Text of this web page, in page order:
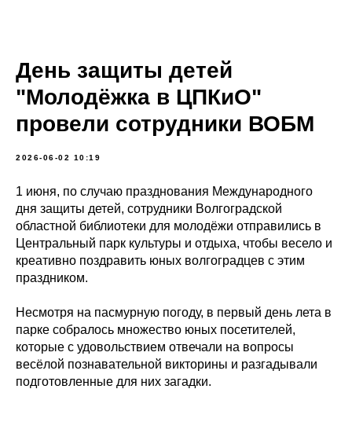
День защиты детей
"Молодёжка в ЦПКиО"
провели сотрудники ВОБМ
2026-06-02 10:19
1 июня, по случаю празднования Международного
дня защиты детей, сотрудники Волгоградской
областной библиотеки для молодёжи отправились в
Центральный парк культуры и отдыха, чтобы весело и
креативно поздравить юных волгоградцев с этим
праздником.
Несмотря на пасмурную погоду, в первый день лета в
парке собралось множество юных посетителей,
которые с удовольствием отвечали на вопросы
весёлой познавательной викторины и разгадывали
подготовленные для них загадки.